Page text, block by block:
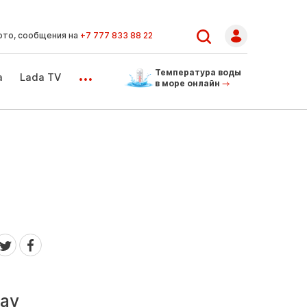
сообщения на +7 777 833 88 22
Lada TV ...
Температура воды
в море онлайн